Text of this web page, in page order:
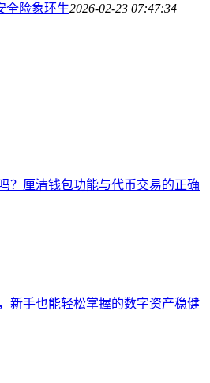
全险象环生2026-02-23 07:47:34
？厘清钱包功能与代币交易的正确
新手也能轻松掌握的数字资产稳健